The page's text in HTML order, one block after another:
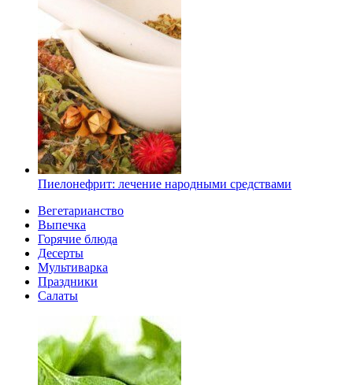
Пиелонефрит: лечение народными средствами
Вегетарианство
Выпечка
Горячие блюда
Десерты
Мультиварка
Праздники
Салаты